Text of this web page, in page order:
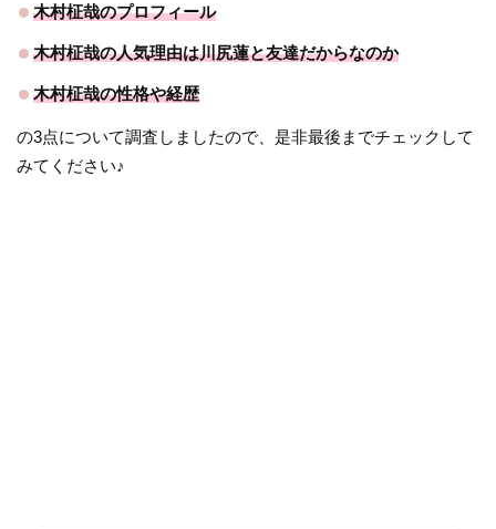
木村柾哉のプロフィール
木村柾哉の人気理由は川尻蓮と友達だからなのか
木村柾哉の性格や経歴
の3点について調査しましたので、是非最後までチェックして
みてください♪